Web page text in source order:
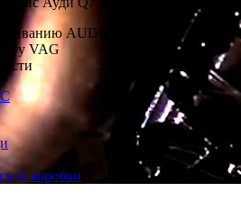
AUDI с 2007 г
VAG
коробки